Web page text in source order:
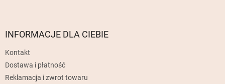
INFORMACJE DLA CIEBIE
Kontakt
Dostawa i płatność
Reklamacja i zwrot towaru